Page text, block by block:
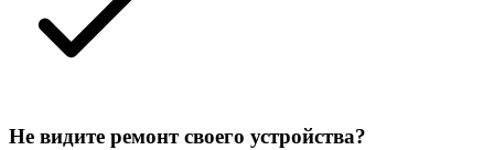
Не видите ремонт своего устройства?